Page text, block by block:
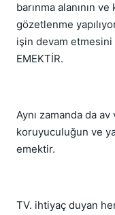
barınma alanının
gözetlenme
işin devam etmesini
EMEKTİR.
Aynı zamanda da
koruyuculuğun ve
emektir.
TV. ihtiyaç duyan